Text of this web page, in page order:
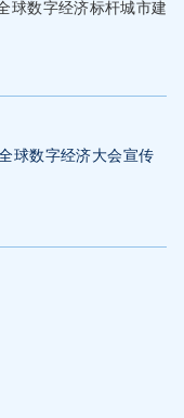
球数字经济标杆城市建
球数字经济大会宣传